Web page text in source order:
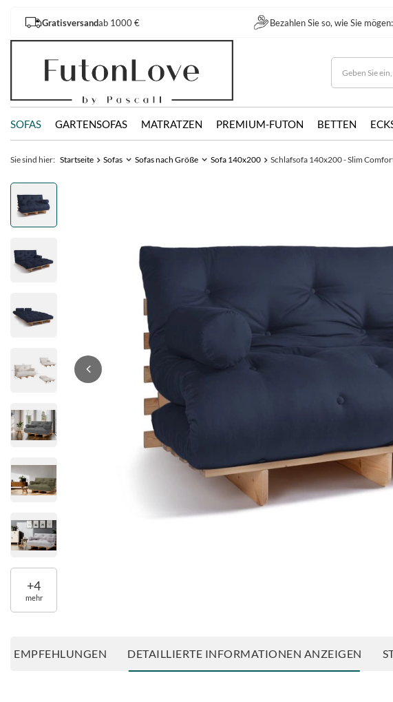
Gratisversandab 1000 € Bezahlen Sie so, wie Sie
SOFAS GARTENSOFAS MATRATZEN PREMIUM-FUTON BETTEN
Sie sind hier: Startseite Sofas Sofas nach Größe Sofa 140x200 Schlafsofa 140x200 - Slim
+4
mehr
EMPFEHLUNGEN DETAILLIERTE INFORMATIONEN ANZEIGEN